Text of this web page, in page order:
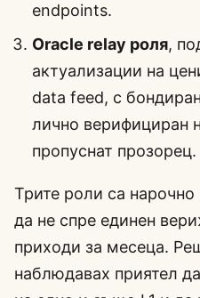
endpoints.
Oracle relay роля,
актуализации на
data feed, с
лично верифициран
пропуснат прозорец.
Трите роли са нарочно
да не спре единен
приходи за месеца.
наблюдавах приятел